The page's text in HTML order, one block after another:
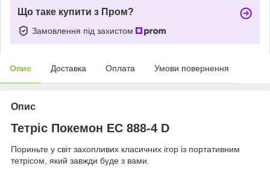
Що таке купити з Пром?
Замовлення під захистом
Опис Доставка Оплата Умови повернення
Опис
Тетріс Покемон EC 888-4 D
Пориньте у світ захопливих класичних ігор із портативним
тетрісом, який завжди буде з вами.